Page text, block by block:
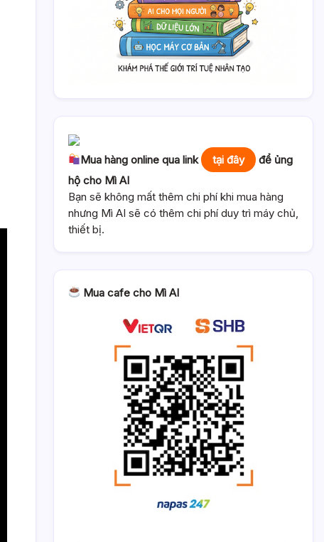
Mua hàng online qua link tại đây
để ủng
hộ cho Mì AI
Bạn sẽ không mất thêm chi phí khi mua hàng
nhưng Mì AI sẽ có thêm chi phí duy trì máy chủ,
thiết bị.
Mua cafe cho Mì AI